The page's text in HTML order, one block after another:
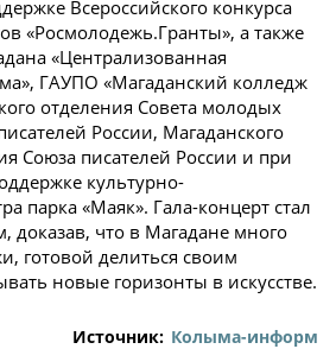
Всероссийского конкурса
«Росмолодежь.Гранты», а также
«Централизованная
ГАУПО «Магаданский колледж
отделения Совета молодых
России, Магаданского
Союза писателей России и при
культурно-
парка «Маяк». Гала-концерт стал
что в Магадане много
готовой делиться своим
новые горизонты в искусстве.
Источник: Колыма-информ